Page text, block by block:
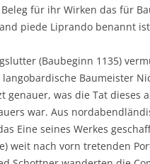
für ihr Wirken das für
piede Liprando benannt
(Baubeginn 1135)
Baumeister
genauer, was die Tat dieses
war. Aus
Eine seines Werkes
weit nach vorn tretenden